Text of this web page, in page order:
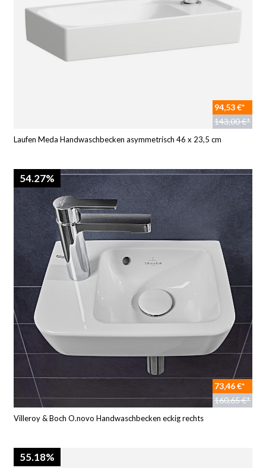
94,53 €*
143,00 €*
Laufen Meda Handwaschbecken asymmetrisch 46 x 23,5 cm
54.27%
73,46 €*
160,65 €*
Villeroy & Boch O.novo Handwaschbecken eckig rechts
55.18%